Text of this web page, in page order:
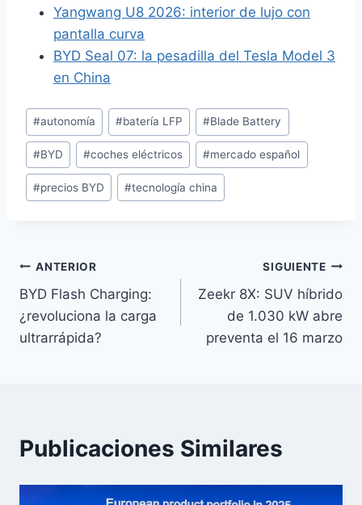
Yangwang U8 2026: interior de lujo con
pantalla curva
BYD Seal 07: la pesadilla del Tesla Model 3
en China
Etiquetas
de
la
entrada:
#autonomía #batería LFP #Blade Battery
#BYD #coches eléctricos #mercado español
#precios BYD #tecnología china
Navegación
de
entradas
ANTERIOR
BYD Flash Charging:
¿revoluciona la carga
ultrarrápida?
SIGUIENTE
Zeekr 8X: SUV híbrido
de 1.030 kW abre
preventa el 16 marzo
Publicaciones Similares